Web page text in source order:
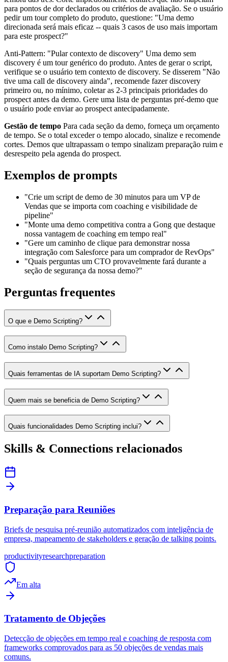
para pontos de dor declarados ou critérios de avaliação. Se o usuário
pedir um tour completo do produto, questione: "Uma demo
direcionada será mais eficaz -- quais 3 casos de uso mais importam
para este prospect?"
Anti-Pattern: "Pular contexto de discovery" Uma demo sem
discovery é um tour genérico do produto. Antes de gerar o script,
verifique se o usuário tem contexto de discovery. Se disserem "Não
tive uma call de discovery ainda", recomende fazer discovery
primeiro ou, no mínimo, coletar as 2-3 principais prioridades do
prospect antes da demo. Gere uma lista de perguntas pré-demo que
o usuário pode enviar ao prospect antecipadamente.
Gestão de tempo Para cada seção da demo, forneça um orçamento
de tempo. Se o total exceder o tempo alocado, sinalize e recomende
cortes. Demos que ultrapassam o tempo sinalizam preparação ruim e
desrespeito pela agenda do prospect.
Exemplos de prompts
"Crie um script de demo de 30 minutos para um VP de
Vendas que se importa com coaching e visibilidade de
pipeline"
"Monte uma demo competitiva contra a Gong que destaque
nossa vantagem de coaching em tempo real"
"Gere um caminho de clique para demonstrar nossa
integração com Salesforce para um comprador de RevOps"
"Quais perguntas um CTO provavelmente fará durante a
seção de segurança da nossa demo?"
Perguntas frequentes
O que e Demo Scripting?
Como instalo Demo Scripting?
Quais ferramentas de IA suportam Demo Scripting?
Quem mais se beneficia de Demo Scripting?
Quais funcionalidades Demo Scripting inclui?
Skills & Connections relacionados
Preparação para Reuniões
Briefs de pesquisa pré-reunião automatizados com inteligência de
empresa, mapeamento de stakeholders e geração de talking points.
productivityresearchpreparation
Em alta
Tratamento de Objeções
Detecção de objeções em tempo real e coaching de resposta com
frameworks comprovados para as 50 objeções de vendas mais
comuns.